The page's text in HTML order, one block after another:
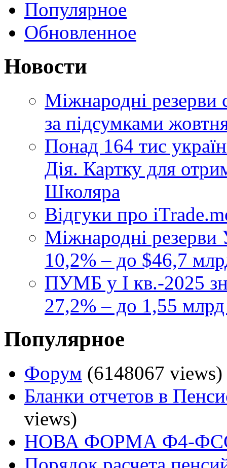
Популярное
Обновленное
Новости
Міжнародні
за підсумками
Понад 164 тис
Дія. Картку для
Школяра
Відгуки про
Міжнародні резерви
10,2% – до $46,7
ПУМБ у I кв.-2025
27,2% – до 1,55
Популярное
Форум (6148067 views)
Бланки отчетов в
views)
НОВА ФОРМА Ф4-